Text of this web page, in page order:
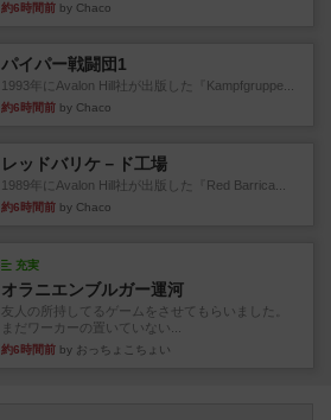
約6時間前 by Chaco
パイパー戦闘団1
1993年にAvalon Hill社が出版した『Kampfgruppe...
約6時間前 by Chaco
レッドバリケ－ド工場
1989年にAvalon Hill社が出版した『Red Barrica...
約6時間前 by Chaco
充実
オラニエンブルガー運河
友人の所持してるゲームをさせてもらいました。
まだワーカーの置いていない...
約6時間前 by おっちょこちょい